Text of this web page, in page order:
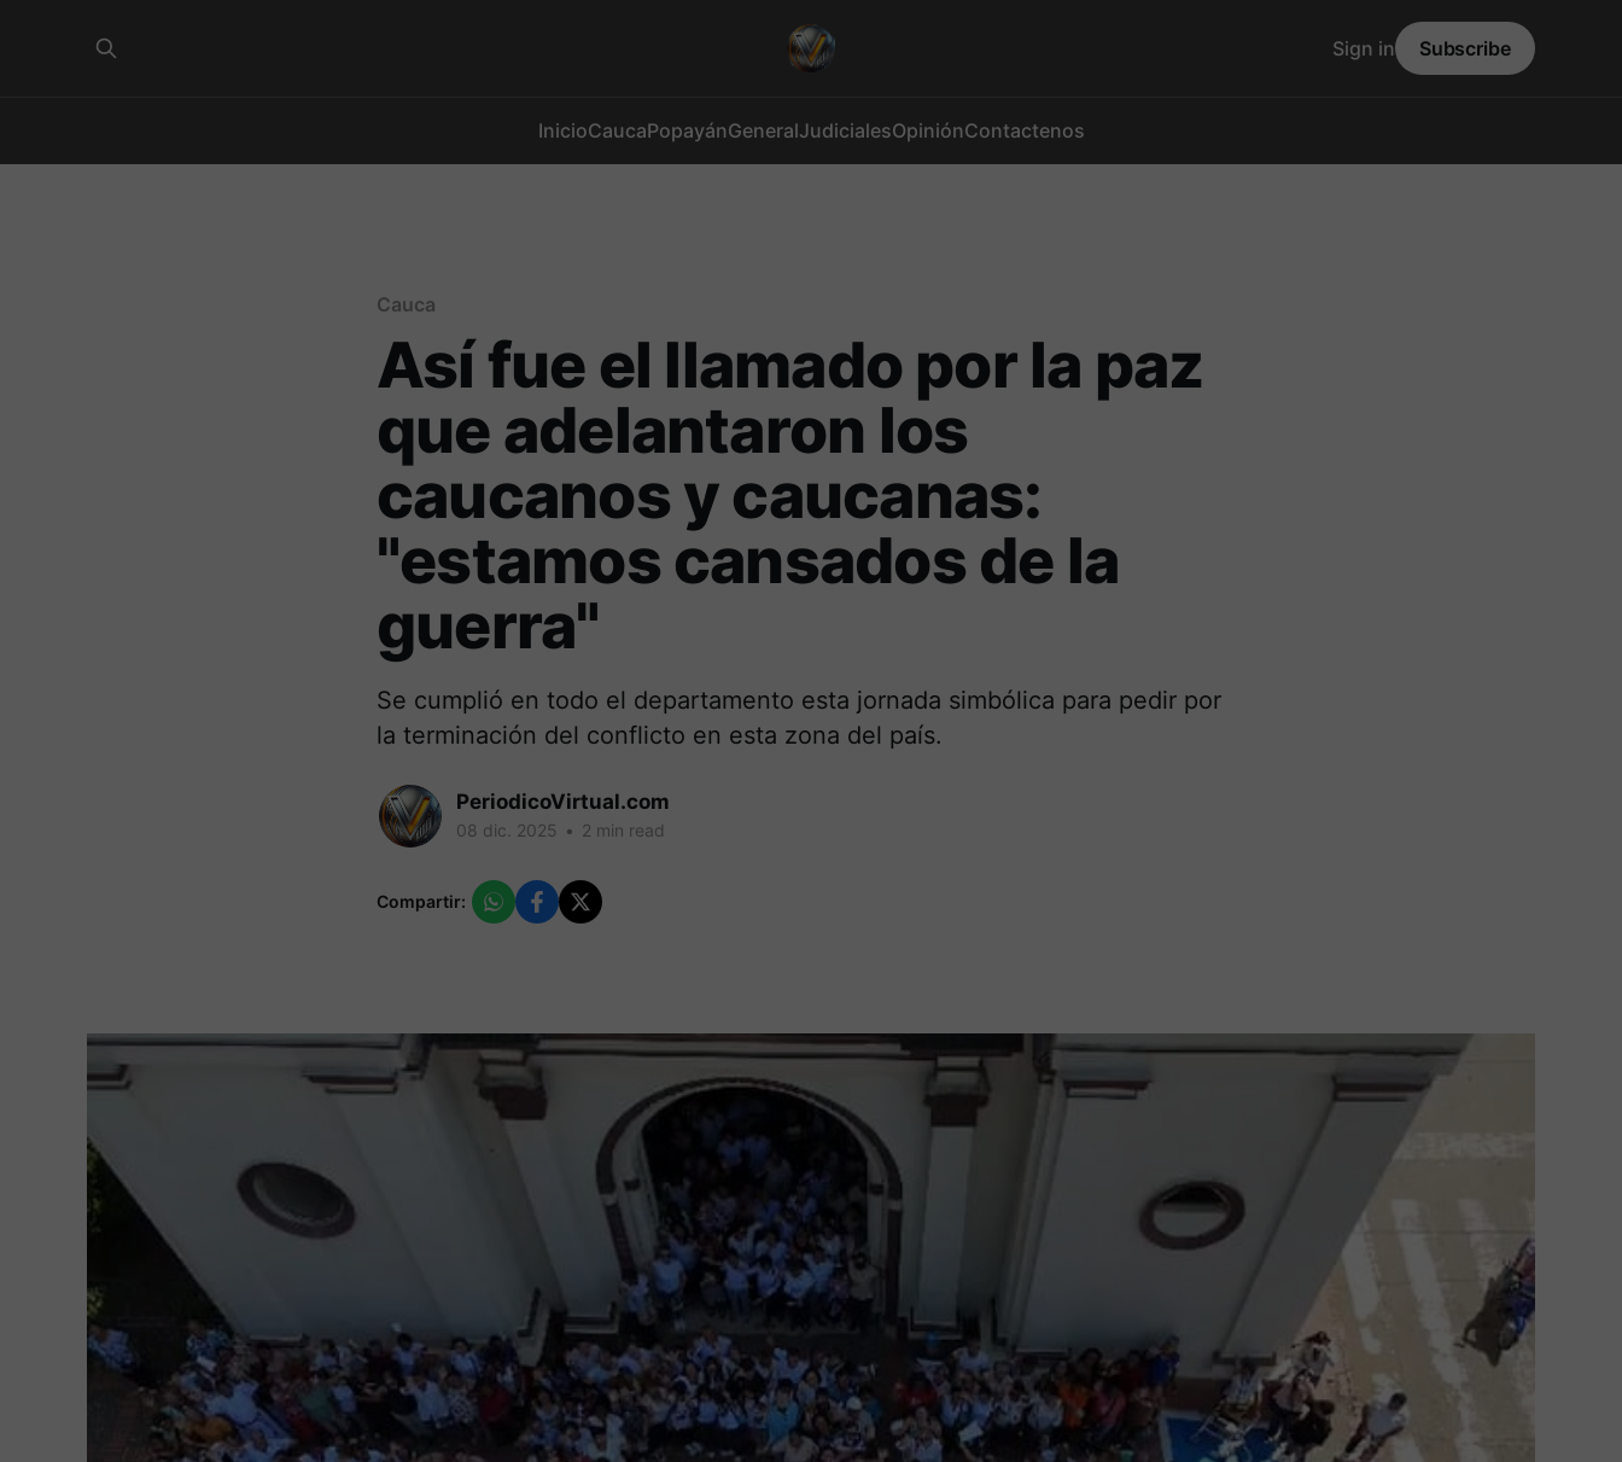
InicioCaucaPopayánGeneralJudicialesOpiniónContactenos
Sign in Subscribe
Cauca
Así fue el llamado por la paz
que adelantaron los
caucanos y caucanas:
"estamos cansados de la
guerra"
Se cumplió en todo el departamento esta jornada simbólica para pedir por
la terminación del conflicto en esta zona del país.
PeriodicoVirtual.com
08 dic. 2025 • 2 min read
Compartir: